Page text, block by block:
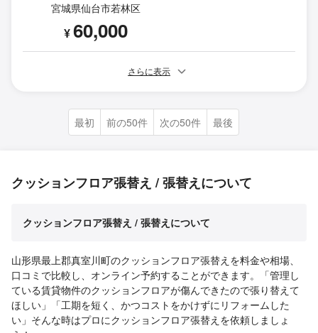
宮城県仙台市若林区
¥60,000
さらに表示
最初 前の50件 次の50件 最後
クッションフロア張替え / 張替えについて
クッションフロア張替え / 張替えについて
山形県最上郡真室川町のクッションフロア張替えを料金や相場、
口コミで比較し、オンライン予約することができます。「管理し
ている賃貸物件のクッションフロアが傷んできたので張り替えて
ほしい」「工期を短く、かつコストをかけずにリフォームした
い」そんな時はプロにクッションフロア張替えを依頼しましょ